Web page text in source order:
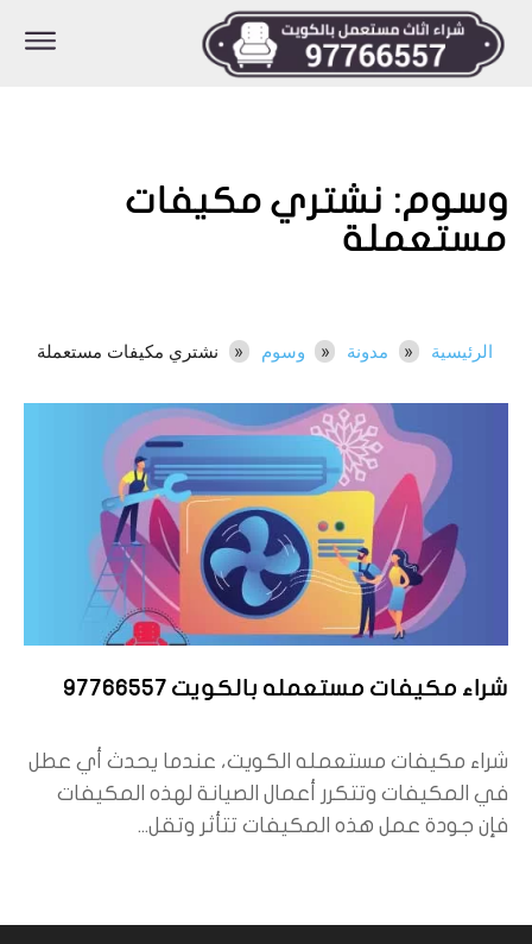
وسوم: نشتري مكيفات
مستعملة
الرئيسية مدونة وسوم نشتري مكيفات مستعملة
شراء مكيفات مستعمله بالكويت 97766557
شراء مكيفات مستعمله الكويت، عندما يحدث أي عطل
في المكيفات وتتكرر أعمال الصيانة لهذه المكيفات
فإن جودة عمل هذه المكيفات تتأثر وتقل...